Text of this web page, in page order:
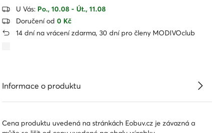
U Vás: Po., 10.08 - Út., 11.08
Doručení od 0 Kč
14 dní na vrácení zdarma, 30 dní pro členy MODIVOclub
Informace o produktu
Cena produktu uvedená na stránkách Eobuv.cz je závazná a